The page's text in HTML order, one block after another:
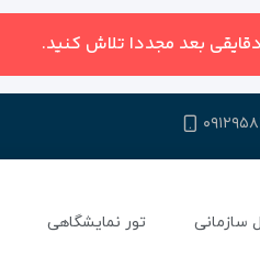
بعد مجددا تلاش کنید.
سازمانی تور نمایشگاهی